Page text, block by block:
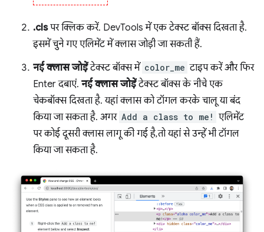
.clsपर क्लिक करें. DevTools में एक टेक्स्ट बॉक्स दिखता है.
इसमें चुने गए एलिमेंट में क्लास जोड़ी जा सकती हैं.
नई क्लास जोड़ेंटेक्स्ट बॉक्स में color_me टाइप करें और फिर
Enter दबाएं. नई क्लास जोड़ेंटेक्स्ट बॉक्स के नीचे एक
चेकबॉक्स दिखता है. यहां क्लास को टॉगल करके चालू या बंद
किया जा सकता है. अगर Add a class to me! एलिमेंट
पर कोई दूसरी क्लास लागू की गई है, तो यहां से उन्हें भी टॉगल
किया जा सकता है.